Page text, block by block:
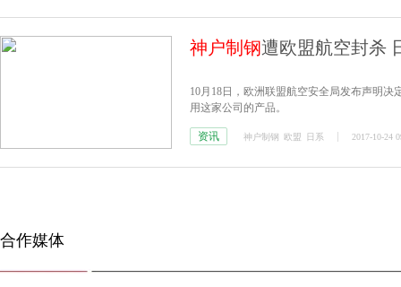
神户制钢遭欧盟航空封杀
10月18日，欧洲联盟航空安全局发布声明决
用这家公司的产品。
资讯 神户制钢 欧盟 日系 2017-10-24
合作媒体